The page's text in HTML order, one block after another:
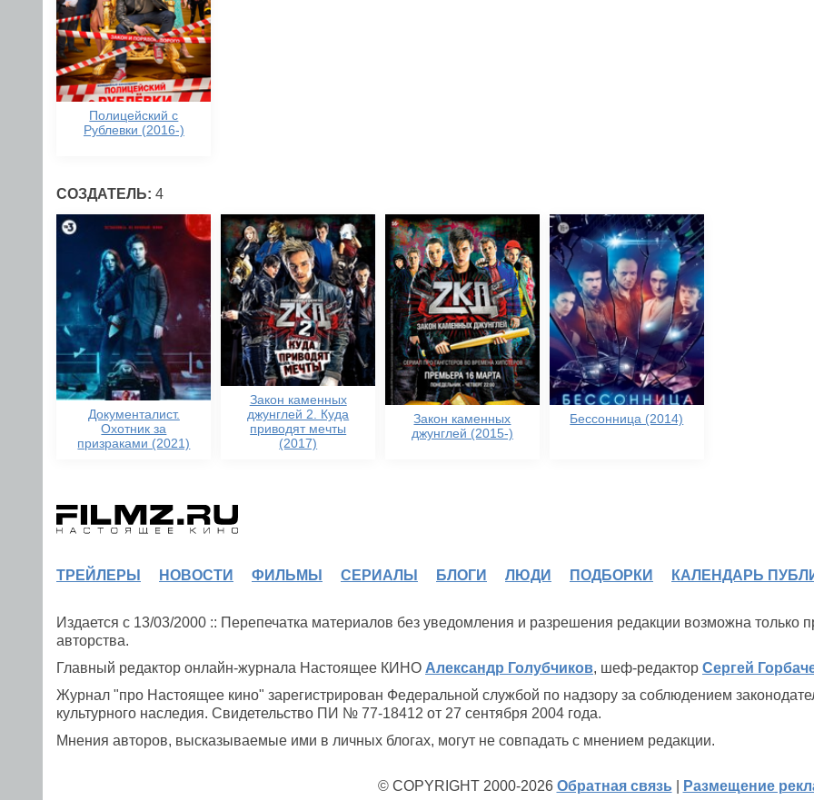
Полицейский с
Рублевки (2016-)
СОЗДАТЕЛЬ: 4
Документалист.
Охотник за
призраками (2021)
Закон каменных
джунглей 2. Куда
приводят мечты
(2017)
Закон каменных
джунглей (2015-)
Бессонница (2014)
ТРЕЙЛЕРЫ НОВОСТИ ФИЛЬМЫ СЕРИАЛЫ БЛОГИ ЛЮДИ ПОДБОРКИ КАЛЕНДАРЬ
Издается с 13/03/2000 :: Перепечатка материалов без уведомления и разрешения редакции возможна только
авторства.
Главный редактор онлайн-журнала Настоящее КИНО Александр Голубчиков, шеф-редактор Сергей
Журнал "про Настоящее кино" зарегистрирован Федеральной службой по надзору за соблюдением
культурного наследия. Свидетельство ПИ № 77-18412 от 27 сентября 2004 года.
Мнения авторов, высказываемые ими в личных блогах, могут не совпадать с мнением редакции.
© COPYRIGHT 2000-2026 Обратная связь Размещение